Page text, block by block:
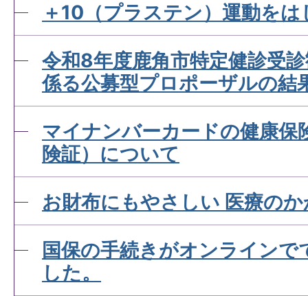
資格確認書が届きません。
マイナ保険証とは？
＋10（プラステン）運動を
令和8年度鹿角市特定健診受
係る公募型プロポーザルの結
マイナンバーカードの健康保
険証）について
お財布にもやさしい 医療の
国保の手続きがオンライン
した。